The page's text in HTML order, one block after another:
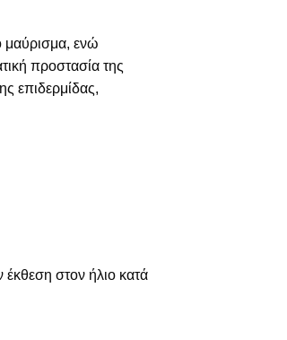
μαύρισμα, ενώ
προστασία της
επιδερμίδας,
στον ήλιο κατά